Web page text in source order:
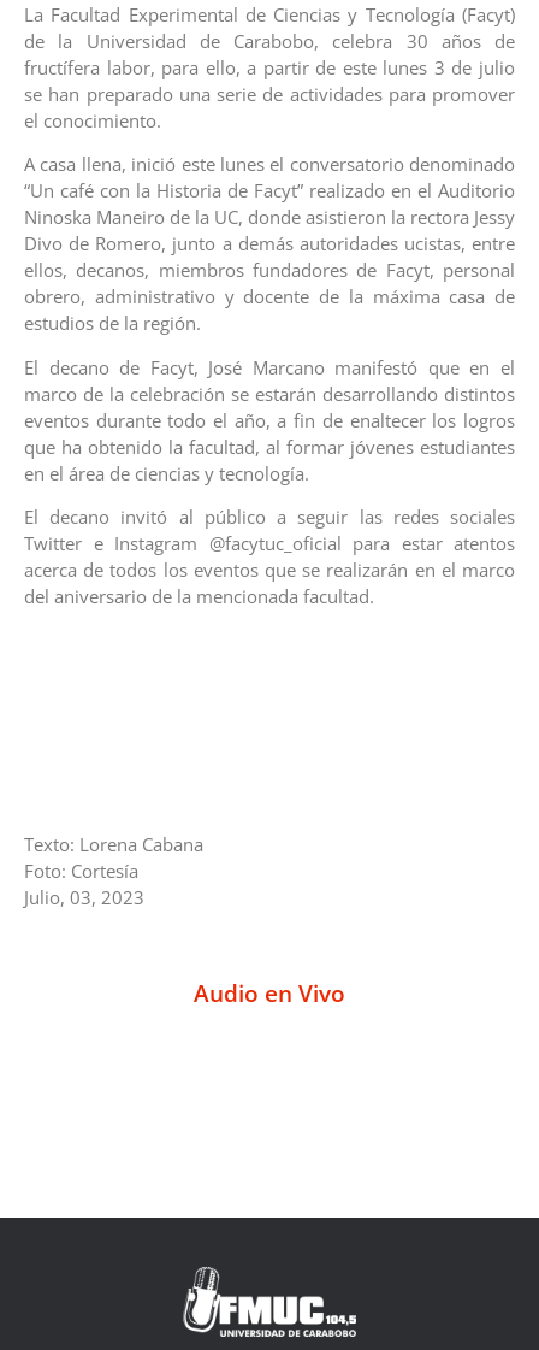
La Facultad Experimental de Ciencias y Tecnología (Facyt)
de la Universidad de Carabobo, celebra 30 años de
fructífera labor, para ello, a partir de este lunes 3 de julio
se han preparado una serie de actividades para promover
el conocimiento.
A casa llena, inició este lunes el conversatorio denominado
“Un café con la Historia de Facyt” realizado en el Auditorio
Ninoska Maneiro de la UC, donde asistieron la rectora Jessy
Divo de Romero, junto a demás autoridades ucistas, entre
ellos, decanos, miembros fundadores de Facyt, personal
obrero, administrativo y docente de la máxima casa de
estudios de la región.
El decano de Facyt, José Marcano manifestó que en el
marco de la celebración se estarán desarrollando distintos
eventos durante todo el año, a fin de enaltecer los logros
que ha obtenido la facultad, al formar jóvenes estudiantes
en el área de ciencias y tecnología.
El decano invitó al público a seguir las redes sociales
Twitter e Instagram @facytuc_oficial para estar atentos
acerca de todos los eventos que se realizarán en el marco
del aniversario de la mencionada facultad.
Texto: Lorena Cabana
Foto: Cortesía
Julio, 03, 2023
Audio en Vivo